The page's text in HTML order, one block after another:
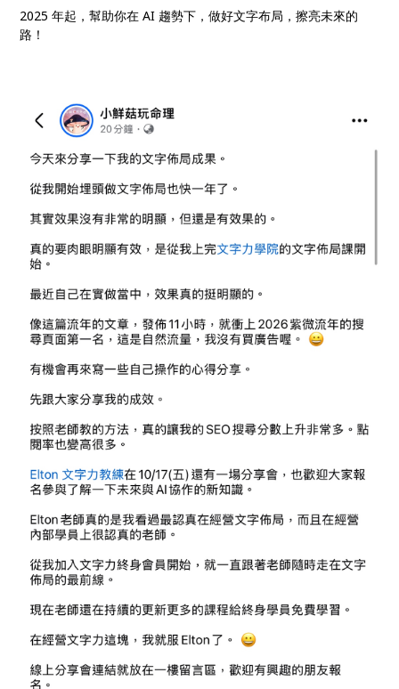
2025 年起，幫助你在 AI 趨勢下，做好文字布局，擦亮未來的
路！